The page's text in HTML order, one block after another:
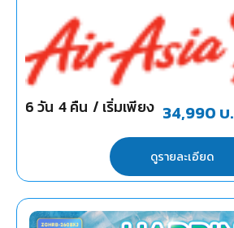
6วัน 4คืน / เริ่มเพียง 34,990 บ.
ดูรายละเอียด